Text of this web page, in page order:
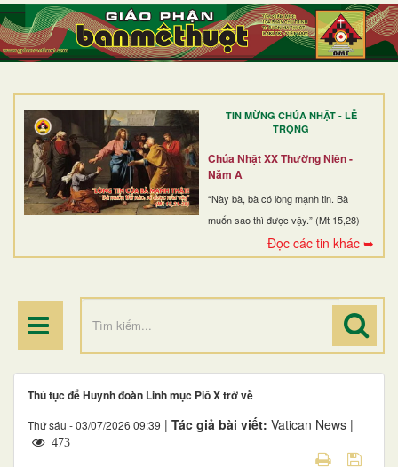
TIN MỪNG CHÚA NHẬT - LỄ
TRỌNG
Chúa Nhật XX Thường Niên -
Năm A
“Này bà, bà có lòng mạnh tin. Bà
muốn sao thì được vậy.” (Mt 15,28)
Đọc các tin khác ➥
TRANG NHẤT
GIỚI THIỆU
DÒNG TU
BAN MỤC VỤ
ĐOÀN THỂ CG
ĐIỂM HÀNH HƯƠNG
Thủ tục để Huynh đoàn Linh mục Piô X trở về
Thứ sáu - 03/07/2026 09:39 | Tác giả bài viết: Vatican News |
473